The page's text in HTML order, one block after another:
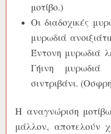
μοτίβο.)
Οι διαδοχικές
μυρωδιά
Έντονη μυρωδιά
Γήινη
σιντριβάνι.
Η αναγνώριση
μάλλον, αποτελούν